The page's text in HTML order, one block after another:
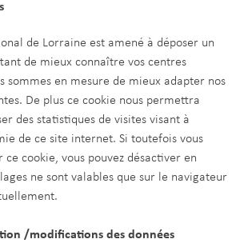
de Lorraine est amené à déposer un
de mieux connaître vos centres
sommes en mesure de mieux adapter nos
De plus ce cookie nous permettra
des statistiques de visites visant à
de ce site internet. Si toutefois vous
ce cookie, vous pouvez désactiver en
ne sont valables que sur le navigateur
/modifications des données